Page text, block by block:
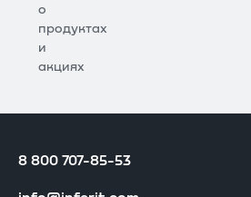
о
продуктах
и
акциях
8 800 707-85-53